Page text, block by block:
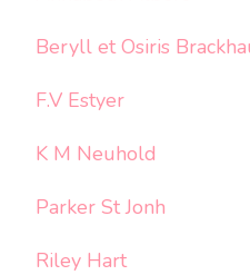
Beryll et Osiris
F.V Estyer
K M Neuhold
Parker St Jonh
Riley Hart